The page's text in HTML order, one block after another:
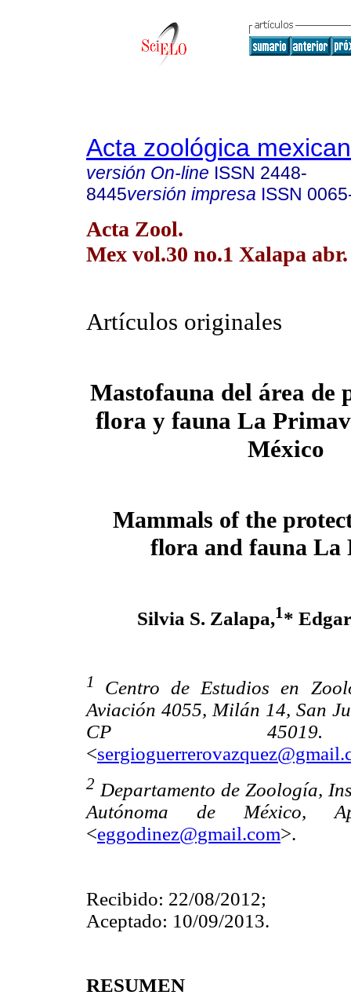
Acta zoológica
versión On-line ISSN 2448-
8445versión impresa ISSN
Acta Zool.
Mex vol.30 no.1 Xalapa abr.
Artículos originales
Mastofauna del área de
flora y fauna La
México
Mammals of the
flora and fauna La
Silvia S. Zalapa,1*
1 Centro de Estudios en
Aviación 4055, Milán 14, San
CP 45019.
<
2 Departamento de Zoología,
Autónoma de México,
<eggodinez@gmail.com>.
Recibido: 22/08/2012;
Aceptado: 10/09/2013.
RESUMEN